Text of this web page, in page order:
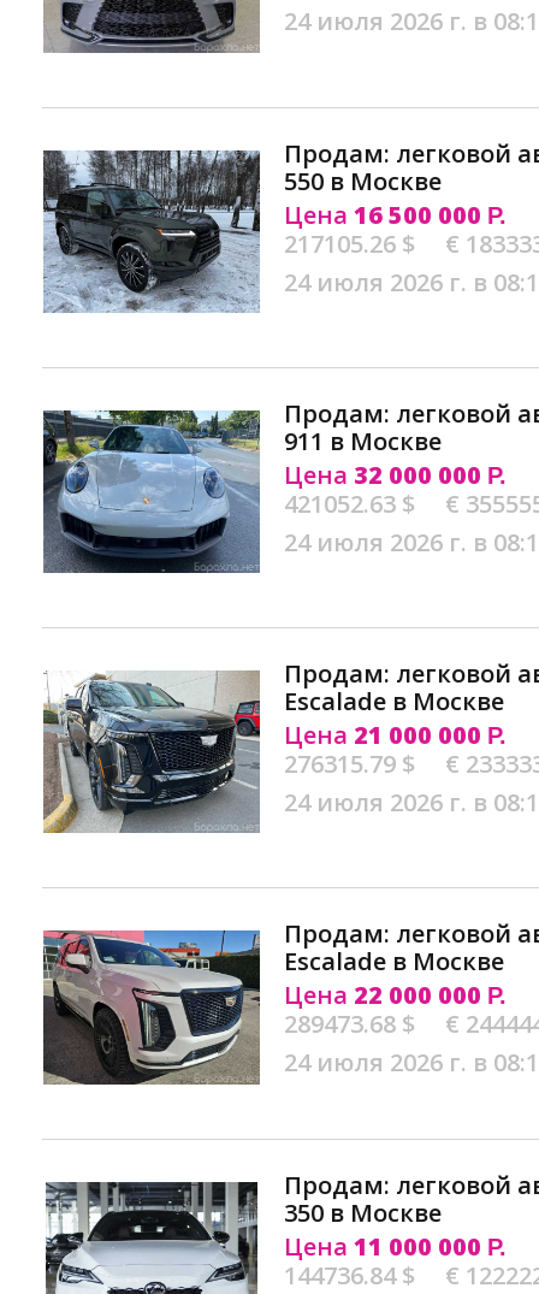
24 июля 2026 г. в
Продам: легковой
550 в Москве
Цена 16 500 000 Р.
217105.26 $
€
24 июля 2026 г. в
Продам: легковой
911 в Москве
Цена 32 000 000 Р.
421052.63 $
€
24 июля 2026 г. в
Продам: легковой
Escalade в Москве
Цена 21 000 000 Р.
276315.79 $
€
24 июля 2026 г. в
Продам: легковой
Escalade в Москве
Цена 22 000 000 Р.
289473.68 $
€
24 июля 2026 г. в
Продам: легковой
350 в Москве
Цена 11 000 000 Р.
144736.84 $
€